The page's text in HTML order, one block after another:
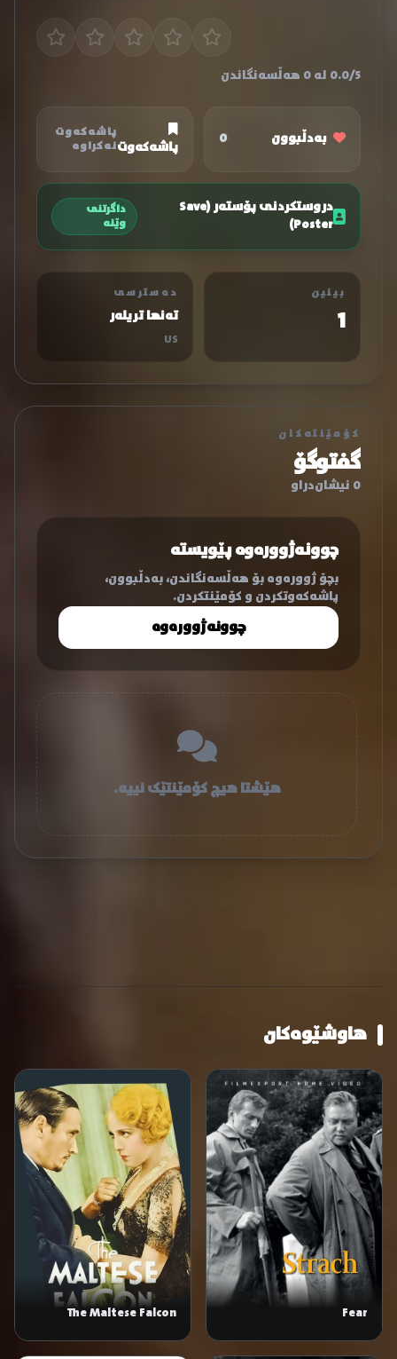
0.0/5 لە 0 هەڵسەنگاندن
بەدڵبوون 0 پاشەکەوت
پاشەکەوت
نەکراوە
دروستکردنی پۆستەر (Save
Poster)
داگرتنی
وێنە
بینین
1
دەسترسی
تەنها تریلەر
US
کۆمێنتەکان
گفتوگۆ
0 نیشان‌دراو
چوونەژوورەوە پێویستە
بچۆ ژوورەوە بۆ هەڵسەنگاندن، بەدڵبوون،
پاشەکەوتکردن و کۆمێنتکردن.
چوونەژوورەوە
هێشتا هیچ کۆمێنتێک نییە.
هاوشێوەکان
Fear
The Maltese Falcon